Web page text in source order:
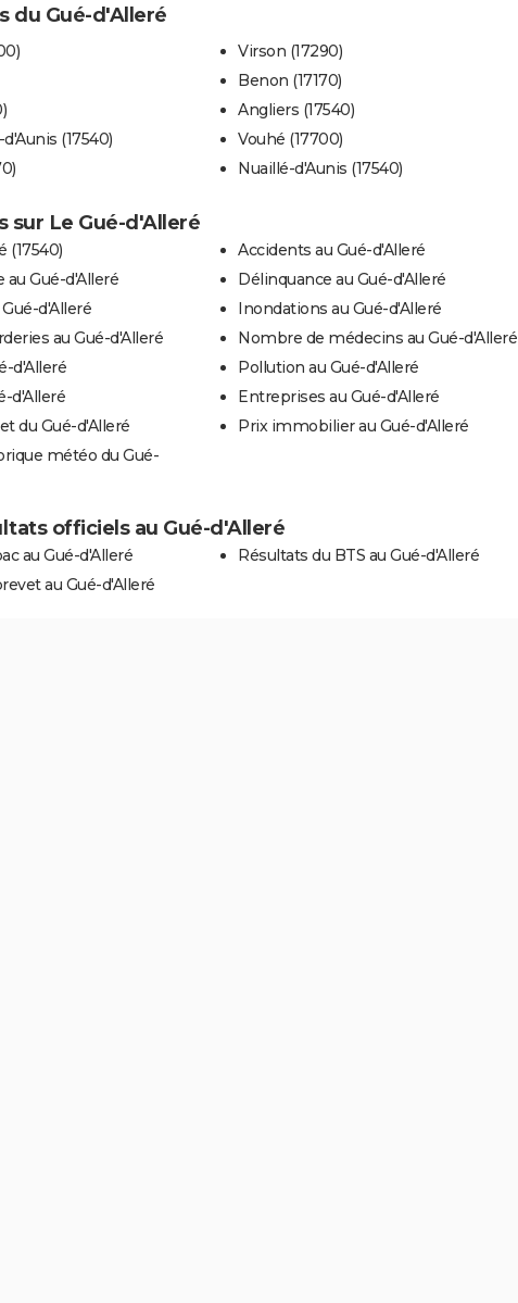
du Gué-d'Alleré
(17540)
Virson (17290)
Benon (17170)
Angliers (17540)
Vouhé (17700)
Nuaillé-d'Aunis (17540)
sur Le Gué-d'Alleré
(17540)
au Gué-d'Alleré
d'Alleré
au Gué-d'Alleré
d'Alleré
d'Alleré
du Gué-d'Alleré
météo du Gué-
Accidents au Gué-d'Alleré
Délinquance au Gué-d'Alleré
Inondations au Gué-d'Alleré
Nombre de médecins au Gué-d'Alleré
Pollution au Gué-d'Alleré
Entreprises au Gué-d'Alleré
Prix immobilier au Gué-d'Alleré
officiels au Gué-d'Alleré
au Gué-d'Alleré
au Gué-d'Alleré
Résultats du BTS au Gué-d'Alleré